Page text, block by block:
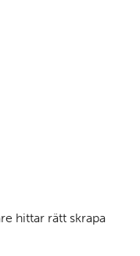
hittar rätt skrapa